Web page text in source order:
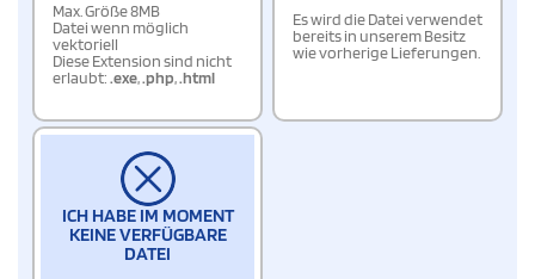
Max. Größe 8MB
Datei wenn möglich
vektoriell
Diese Extension sind nicht
erlaubt:.exe,.php,.html
Es wird die Datei verwendet
bereits in unserem Besitz
wie vorherige Lieferungen.
ICH HABE IM MOMENT
KEINE VERFÜGBARE
DATEI